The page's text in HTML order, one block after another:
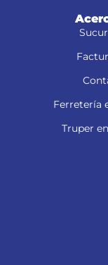
Ferretería
Truper